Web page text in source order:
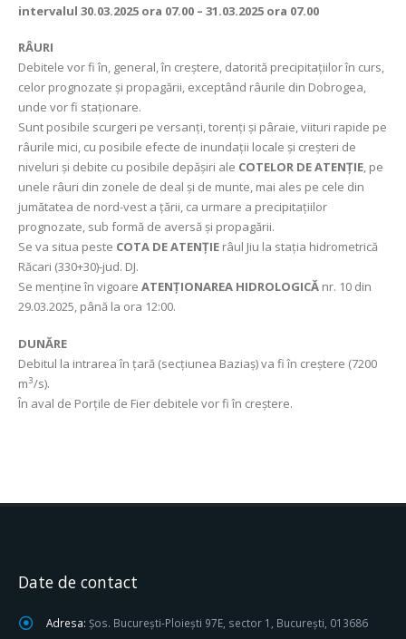
intervalul 30.03.2025 ora 07.00 – 31.03.2025 ora 07.00
RÂURI
Debitele vor fi în, general, în creştere, datorită precipitațiilor în curs,
celor prognozate şi propagării, exceptând râurile din Dobrogea,
unde vor fi staționare.
Sunt posibile scurgeri pe versanți, torenți şi pâraie, viituri rapide pe
râurile mici, cu posibile efecte de inundații locale şi creşteri de
niveluri şi debite cu posibile depășiri ale COTELOR DE ATENȚIE, pe
unele râuri din zonele de deal și de munte, mai ales pe cele din
jumătatea de nord-vest a țării, ca urmare a precipitațiilor
prognozate, sub formă de aversă și propagării.
Se va situa peste COTA DE ATENȚIE râul Jiu la stația hidrometrică
Răcari (330+30)-jud. DJ.
Se menține în vigoare ATENȚIONAREA HIDROLOGICĂ nr. 10 din
29.03.2025, până la ora 12:00.
DUNĂRE
Debitul la intrarea în țară (secțiunea Baziaș) va fi în creștere (7200
m3/s).
În aval de Porțile de Fier debitele vor fi în creștere.
Date de contact
Adresa: Șos. București-Ploiești 97E, sector 1, București, 013686